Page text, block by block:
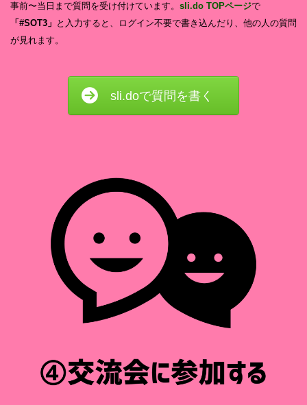
事前〜当日まで質問を受け付けています。 sli.do TOPページで
「#SOT3」 と入力すると、ログイン不要で書き込んだり、他の人の質問
が見れます。
sli.doで質問を書く